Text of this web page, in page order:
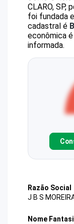
CLARO, SP,
foi fundada
cadastral é
econômica
informada.
Razão Social
J B S
Nome